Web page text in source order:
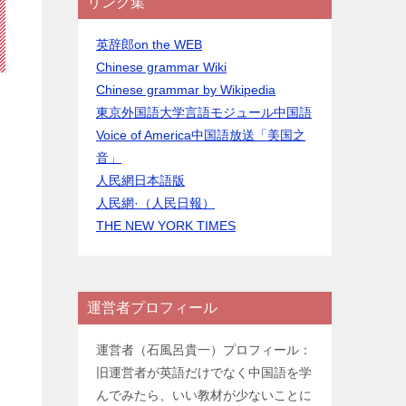
英辞郎on the WEB
Chinese grammar Wiki
Chinese grammar by Wikipedia
東京外国語大学言語モジュール中国語
Voice of America中国語放送「美国之
音」
人民網日本語版
人民網·（人民日報）
THE NEW YORK TIMES
運営者プロフィール
運営者（石風呂貴一）プロフィール：
旧運営者が英語だけでなく中国語を学
んでみたら、いい教材が少ないことに